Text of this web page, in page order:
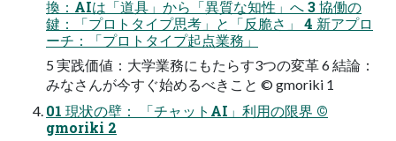
換：AIは「道具」から「異質な知性」へ 3 協働の
鍵：「プロトタイプ思考」と「反脆さ」 4 新アプロ
ーチ：「プロトタイプ起点業務」
5 実践価値：大学業務にもたらす3つの変革 6 結論：
みなさんが今すぐ始めるべきこと © gmoriki 1
01 現状の壁： 「チャットAI」利用の限界 ©
gmoriki 2